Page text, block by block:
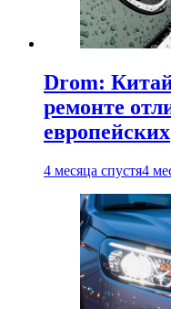
Drom:
ремонте
европейских
4 месяца спустя4